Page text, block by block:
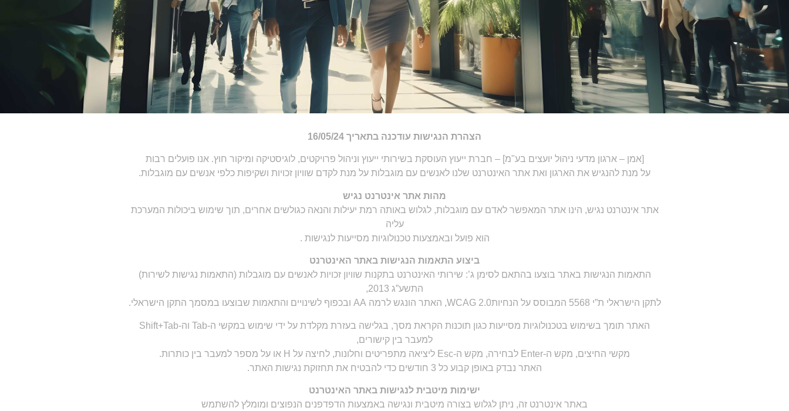
הצהרת הנגישות עודכנה בתאריך 16/05/24
[אמן – ארגון מדעי ניהול יועצים בע"מ] – חברת ייעוץ העוסקת בשירותי ייעוץ וניהול פרויקטים, לוגיסטיקה ומיקור חוץ. אנו פועלים רבות
על מנת להנגיש את הארגון ואת אתר האינטרנט שלנו לאנשים עם מוגבלות על מנת לקדם שוויון זכויות ושקיפות כלפי אנשים עם מוגבלות.
מהות אתר אינטרנט נגיש
אתר אינטרנט נגיש, הינו אתר המאפשר לאדם עם מוגבלות, לגלוש באותה רמת יעילות והנאה כגולשים אחרים, תוך שימוש ביכולות המערכת
עליה
הוא פועל ובאמצעות טכנולוגיות מסייעות לנגישות .
ביצוע התאמות הנגישות באתר האינטרנט
התאמות הנגישות באתר בוצעו בהתאם לסימן ג’: שירותי האינטרנט בתקנות שוויון זכויות לאנשים עם מוגבלות (התאמות נגישות לשירות)
התשע”ג 2013,
לתקן הישראלי ת”י 5568 המבוסס על הנחיותWCAG 2.0, האתר הונגש לרמה AA ובכפוף לשינויים והתאמות שבוצעו במסמך התקן הישראלי.
האתר תומך בשימוש בטכנולוגיות מסייעות כגון תוכנות הקראת מסך, בגלישה בעזרת מקלדת על ידי שימוש במקשי ה-Tab וה-Shift+Tab
למעבר בין קישורים,
מקשי החיצים, מקש ה-Enter לבחירה, מקש ה-Esc ליציאה מתפריטים וחלונות, לחיצה על H או על מספר למעבר בין כותרות.
האתר נבדק באופן קבוע כל 3 חודשים כדי להבטיח את תחזוקת נגישות האתר.
ישימות מיטבית לנגישות באתר האינטרנט
באתר אינטרנט זה, ניתן לגלוש בצורה מיטבית ונגישה באמצעות הדפדפנים הנפוצים ומומלץ להשתמש